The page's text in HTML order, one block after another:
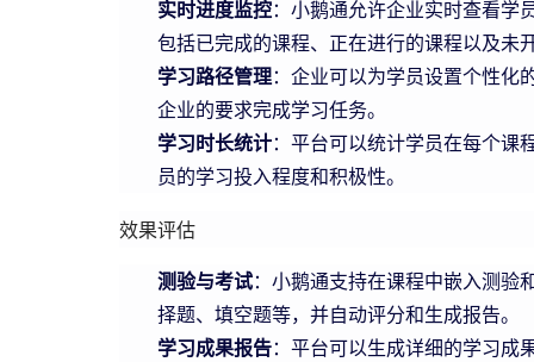
实时进度监控：小鹅通允许企业实时查看学
包括已完成的课程、正在进行的课程以及未
学习路径管理：企业可以为学员设置个性化
企业的要求完成学习任务。
学习时长统计：平台可以统计学员在每个课
员的学习投入程度和积极性。
效果评估
测验与考试：小鹅通支持在课程中嵌入测验
择题、填空题等，并自动评分和生成报告。
学习成果报告：平台可以生成详细的学习成